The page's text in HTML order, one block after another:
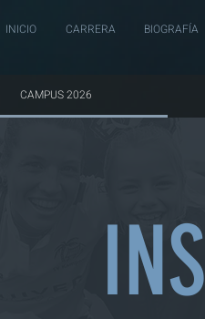
INICIO CARRERA BIOGRAFÍA
CAMPUS 2026